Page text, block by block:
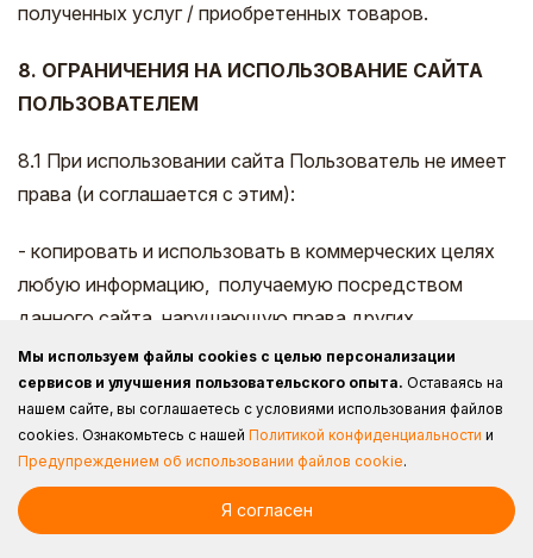
полученных услуг / приобретенных товаров.
8. ОГРАНИЧЕНИЯ НА ИСПОЛЬЗОВАНИЕ САЙТА
ПОЛЬЗОВАТЕЛЕМ
8.1 При использовании сайта Пользователь не имеет
права (и соглашается с этим):
- копировать и использовать в коммерческих целях
любую информацию, получаемую посредством
данного сайта, нарушающую права других
Пользователей или могущую нанести им прямой
материальный или моральный ущерб;
- отправлять на адреса электронной почты,
указанные на Ресурсе, несанкционированные
почтовые сообщения рекламного типа (junk mail,
spam);
Мы используем файлы cookies с целью персонализации
сервисов и улучшения пользовательского опыта. Оставаясь на
нашем сайте, вы соглашаетесь с условиями использования файлов
cookies. Ознакомьтесь с нашей Политикой конфиденциальности и
Предупреждением об использовании файлов cookie.
Я согласен